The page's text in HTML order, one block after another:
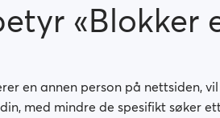
«Blokker
en annen person på nettsiden,
med mindre de spesifikt søker